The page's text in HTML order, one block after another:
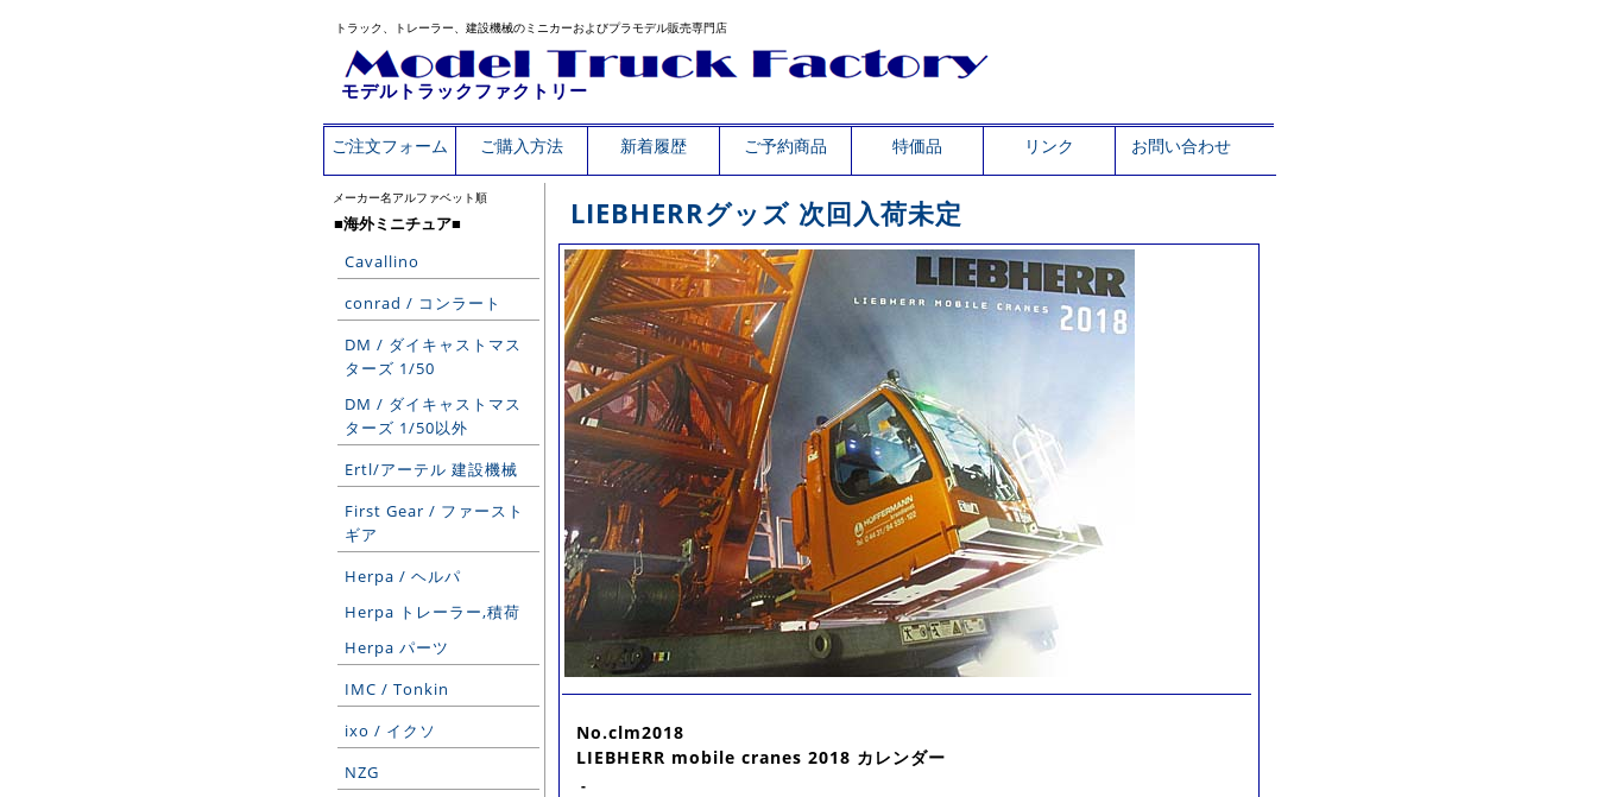
トラック、トレーラー、建設機械のミニカーおよびプラモデル販売専門店
モデルトラックファクトリー
ご注文フォーム ご購入方法 新着履歴 ご予約商品 特価品 リンク お問い合わせ
メーカー名アルファベット順
■海外ミニチュア■
Cavallino
conrad / コンラート
DM / ダイキャストマス
ターズ 1/50
DM / ダイキャストマス
ターズ 1/50以外
Ertl/アーテル 建設機械
First Gear / ファースト
ギア
Herpa / ヘルパ
Herpa トレーラー,積荷
Herpa パーツ
IMC / Tonkin
ixo / イクソ
NZG
LIEBHERRグッズ 次回入荷未定
No.clm2018
LIEBHERR mobile cranes 2018 カレンダー
-